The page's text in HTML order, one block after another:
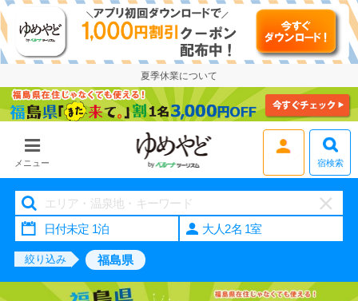
夏季休業について
メニュー 宿検索
大人2名 1室
絞り込み 福島県